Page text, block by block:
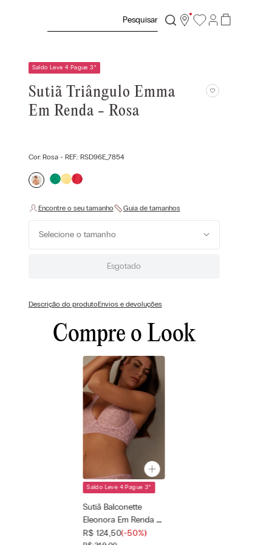
Saldo Leve 4 Pague 3*
Sutiã Triângulo Emma
Em Renda - Rosa
Cor: Rosa- REF.: RSD96E_7854
Selecione o tamanho
Esgotado
Descrição do produtoEnvios e devoluções
Compre o Look
Cor selecionada
Rosa - 7854 -
Rosa Love
Tamanho
selecionado
Saldo Leve 4 Pague 3*
Sutiã Balconette
Eleonora Em Renda -
Rosa
R$ 124,50(-50%)